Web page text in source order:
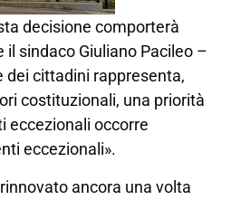
decisione comporterà
sindaco Giuliano Pacileo –
dei cittadini rappresenta,
costituzionali, una priorità
eccezionali occorre
eccezionali».
ancora una volta